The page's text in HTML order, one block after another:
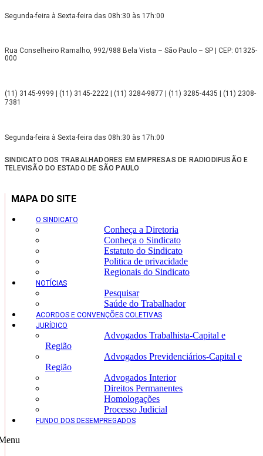
Segunda-feira à Sexta-feira das 08h:30 às 17h:00
Rua Conselheiro Ramalho, 992/988 Bela Vista – São Paulo – SP | CEP: 01325-
000
(11) 3145-9999 | (11) 3145-2222 | (11) 3284-9877 | (11) 3285-4435 | (11) 2308-
7381
Segunda-feira à Sexta-feira das 08h:30 às 17h:00
SINDICATO DOS TRABALHADORES EM EMPRESAS DE RADIODIFUSÃO E
TELEVISÃO DO ESTADO DE SÃO PAULO
MAPA DO SITE
O SINDICATO
Conheça a Diretoria
Conheça o Sindicato
Estatuto do Sindicato
Politica de privacidade
Regionais do Sindicato
NOTÍCIAS
Pesquisar
Saúde do Trabalhador
ACORDOS E CONVENÇÕES COLETIVAS
JURÍDICO
Advogados Trabalhista-Capital e
Região
Advogados Previdenciários-Capital e
Região
Advogados Interior
Direitos Permanentes
Homologações
Processo Judicial
FUNDO DOS DESEMPREGADOS